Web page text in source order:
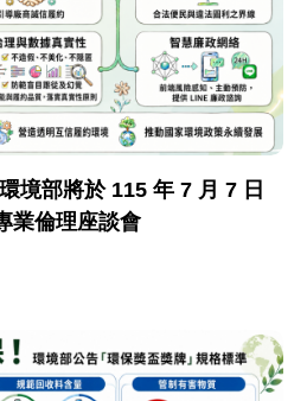
境部將於 115 年 7 月 7 日
業倫理座談會